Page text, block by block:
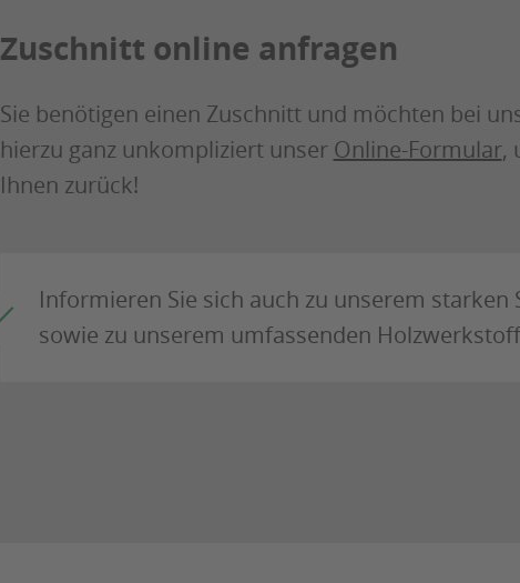
Zuschnitt online anfragen
Sie benötigen einen Zuschnitt und möchten bei
hierzu ganz unkompliziert unser Online-Formular,
Ihnen zurück!
Informieren Sie sich auch zu unserem
sowie zu unserem umfassenden